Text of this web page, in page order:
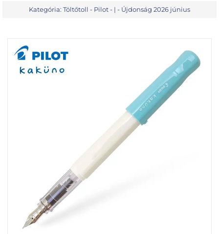
Kategória: Töltőtoll - Pilot - | - Újdonság 2026 június